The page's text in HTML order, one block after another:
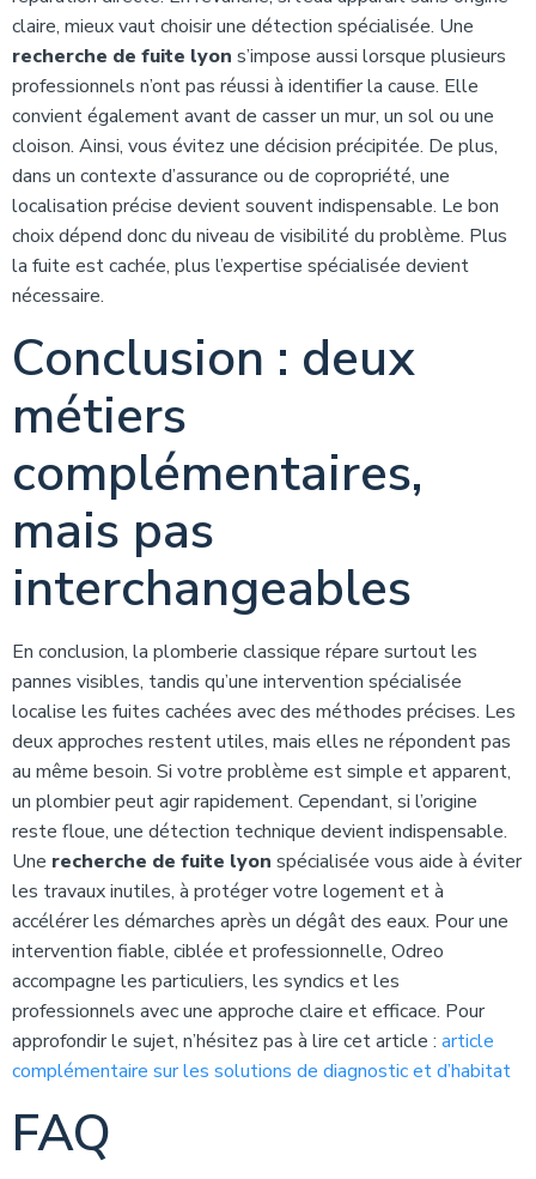
claire, mieux vaut choisir une détection spécialisée. Une
recherche de fuite lyon s’impose aussi lorsque plusieurs
professionnels n’ont pas réussi à identifier la cause. Elle
convient également avant de casser un mur, un sol ou une
cloison. Ainsi, vous évitez une décision précipitée. De plus,
dans un contexte d’assurance ou de copropriété, une
localisation précise devient souvent indispensable. Le bon
choix dépend donc du niveau de visibilité du problème. Plus
la fuite est cachée, plus l’expertise spécialisée devient
nécessaire.
Conclusion : deux
métiers
complémentaires,
mais pas
interchangeables
En conclusion, la plomberie classique répare surtout les
pannes visibles, tandis qu’une intervention spécialisée
localise les fuites cachées avec des méthodes précises. Les
deux approches restent utiles, mais elles ne répondent pas
au même besoin. Si votre problème est simple et apparent,
un plombier peut agir rapidement. Cependant, si l’origine
reste floue, une détection technique devient indispensable.
Une recherche de fuite lyon spécialisée vous aide à éviter
les travaux inutiles, à protéger votre logement et à
accélérer les démarches après un dégât des eaux. Pour une
intervention fiable, ciblée et professionnelle, Odreo
accompagne les particuliers, les syndics et les
professionnels avec une approche claire et efficace. Pour
approfondir le sujet, n’hésitez pas à lire cet article : article
complémentaire sur les solutions de diagnostic et d’habitat
FAQ